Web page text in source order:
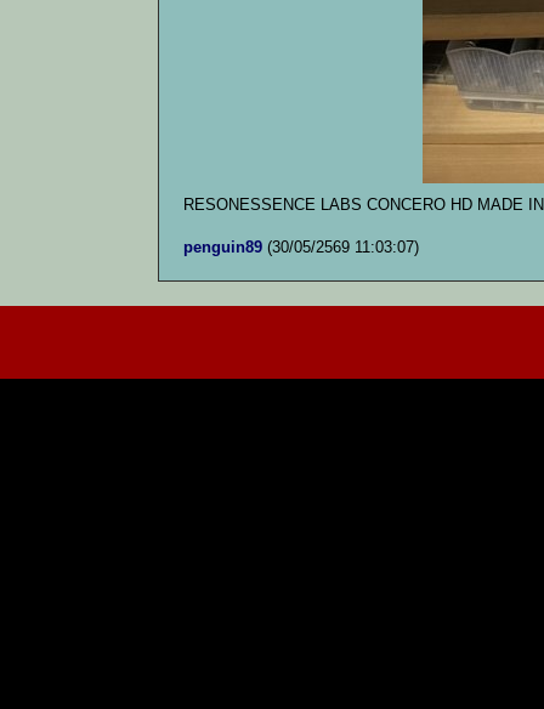
RESONESSENCE LABS CONCERO HD MADE
penguin89 (30/05/2569 11:03:07)